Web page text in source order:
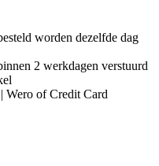
worden dezelfde dag
2 werkdagen verstuurd
of Credit Card